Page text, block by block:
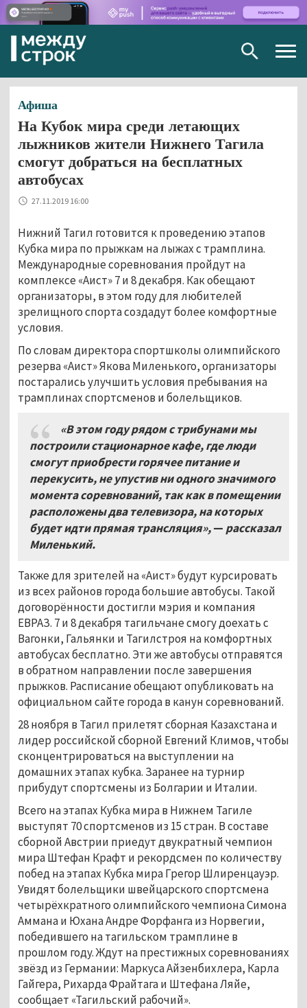
Афиша
На Кубок мира среди летающих
лыжников жители Нижнего Тагила
смогут добраться на бесплатных
автобусах
27.11.2019 16:00
Нижний Тагил готовится к проведению этапов
Кубка мира по прыжкам на лыжах с трамплина.
Международные соревнования пройдут на
комплексе «Аист» 7 и 8 декабря. Как обещают
организаторы, в этом году для любителей
зрелищного спорта создадут более комфортные
условия.
По словам директора спортшколы олимпийского
резерва «Аист» Якова Миленького, организаторы
постарались улучшить условия пребывания на
трамплинах спортсменов и болельщиков.
«В этом году рядом с трибунами мы
построили стационарное кафе, где люди
смогут приобрести горячее питание и
перекусить, не упустив ни одного значимого
момента соревнований, так как в помещении
расположены два телевизора, на которых
будет идти прямая трансляция»,— рассказал
Миленький.
Также для зрителей на «Аист» будут курсировать
из всех районов города большие автобусы. Такой
договорённости достигли мэрия и компания
ЕВРАЗ. 7 и 8 декабря тагильчане смогу доехать с
Вагонки, Гальянки и Тагилстроя на комфортных
автобусах бесплатно. Эти же автобусы отправятся
в обратном направлении после завершения
прыжков. Расписание обещают опубликовать на
официальном сайте города в канун соревнований.
28 ноября в Тагил прилетят сборная Казахстана и
лидер российской сборной Евгений Климов, чтобы
сконцентрироваться на выступлении на
домашних этапах кубка. Заранее на турнир
прибудут спортсмены из Болгарии и Италии.
Всего на этапах Кубка мира в Нижнем Тагиле
выступят 70 спортсменов из 15 стран. В составе
сборной Австрии приедут двукратный чемпион
мира Штефан Крафт и рекордсмен по количеству
побед на этапах Кубка мира Грегор Шлиренцауэр.
Увидят болельщики швейцарского спортсмена
четырёхкратного олимпийского чемпиона Симона
Аммана и Юхана Андре Форфанга из Норвегии,
победившего на тагильском трамплине в
прошлом году. Ждут на престижных соревнованиях
звёзд из Германии: Маркуса Айзенбихлера, Карла
Гайгера, Рихарда Фрайтага и Штефана Ляйе,
сообщает «Тагильский рабочий».